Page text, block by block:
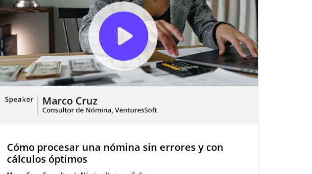
Cómo procesar una nómina sin errores y con
cálculos óptimos